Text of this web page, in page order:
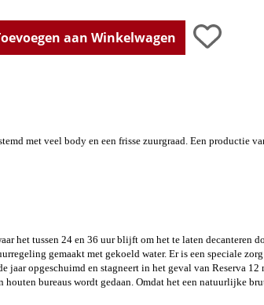
met veel body en een frisse zuurgraad. Een productie
het tussen 24 en 36 uur blijft om het te laten decanteren
gemaakt met gekoeld water. Er is een speciale
opgeschuimd en stagneert in het geval van Reserva
bureaus wordt gedaan. Omdat het een natuurlijke